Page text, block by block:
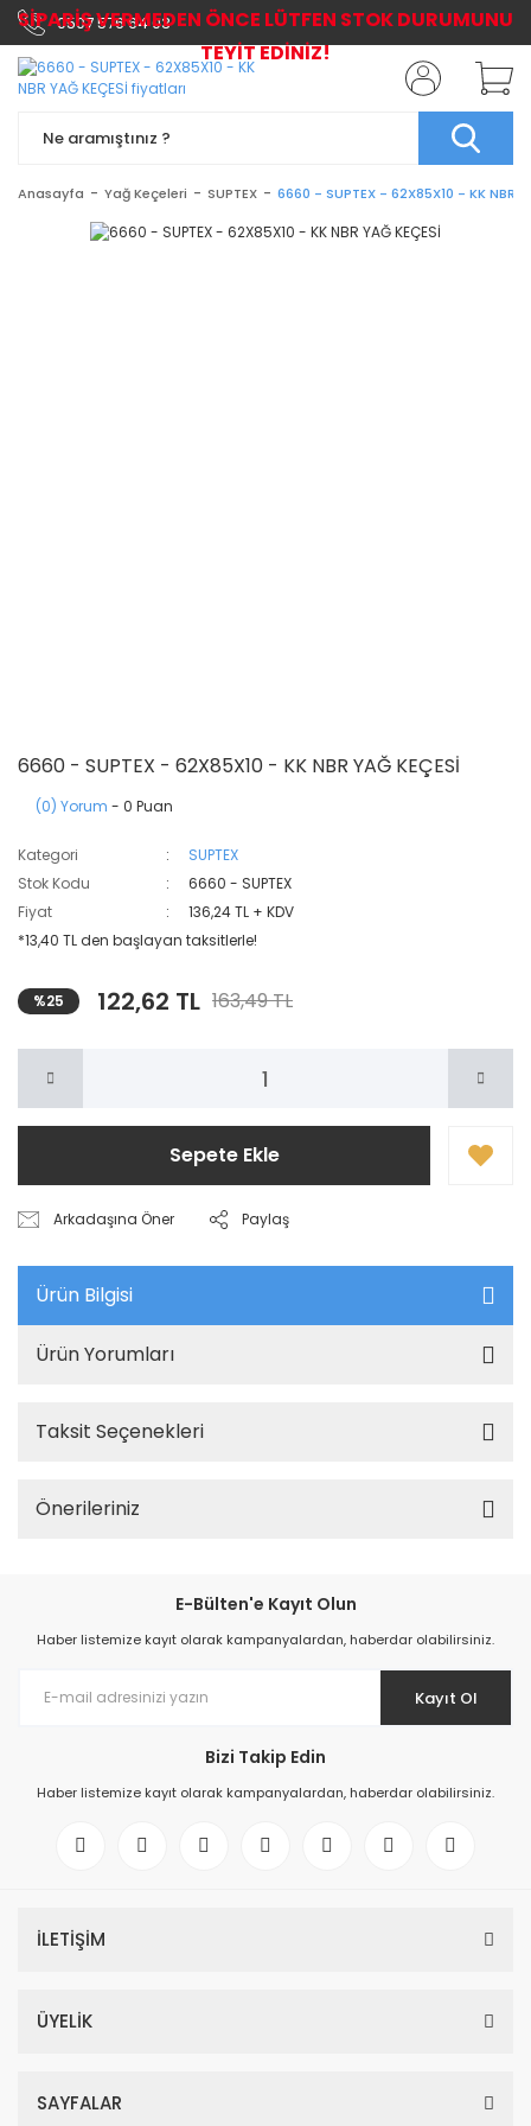
0507 576 64 03
Anasayfa Yağ Keçeleri SUPTEX 6660 - SUPTEX - 62X85X10 - KK NBR
6660 - SUPTEX - 62X85X10 - KK NBR YAĞ KEÇESİ
(0) Yorum - 0 Puan
Kategori
SUPTEX
Stok Kodu
6660 - SUPTEX
Fiyat
136,24 TL + KDV
*13,40 TL den başlayan taksitlerle!
%25 122,62 TL 163,49 TL
Sepete Ekle
Arkadaşına Öner Paylaş
Ürün Bilgisi
Ürün Yorumları
Taksit Seçenekleri
Önerileriniz
E-Bülten'e Kayıt Olun
Haber listemize kayıt olarak kampanyalardan, haberdar olabilirsiniz.
Kayıt Ol
Bizi Takip Edin
Haber listemize kayıt olarak kampanyalardan, haberdar olabilirsiniz.
İLETİŞİM
ÜYELİK
SAYFALAR
SİPARİŞ VERMEDEN ÖNCE LÜTFEN STOK DURUMUNU
TEYİT EDİNİZ!